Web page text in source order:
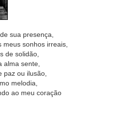
sua presença,
meus sonhos irreais,
de solidão,
alma sente,
paz ou ilusão,
melodia,
ao meu coração